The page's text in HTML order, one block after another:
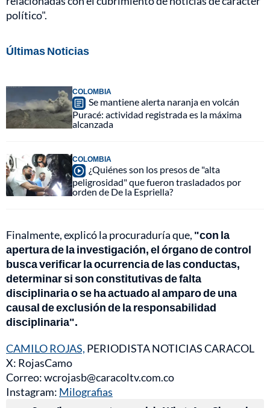
político".
Últimas Noticias
COLOMBIA
Se mantiene alerta naranja en volcán
Puracé: actividad registrada es la máxima
alcanzada
COLOMBIA
¿Quiénes son los presos de "alta
peligrosidad" que fueron trasladados por
orden de De la Espriella?
Finalmente, explicó la procuraduría que, "con la
apertura de la investigación, el órgano de control
busca verificar la ocurrencia de las conductas,
determinar si son constitutivas de falta
disciplinaria o se ha actuado al amparo de una
causal de exclusión de la responsabilidad
disciplinaria".
CAMILO ROJAS, PERIODISTA NOTICIAS CARACOL
X: RojasCamo
Correo: wcrojasb@caracoltv.com.co
Instagram: Milografias